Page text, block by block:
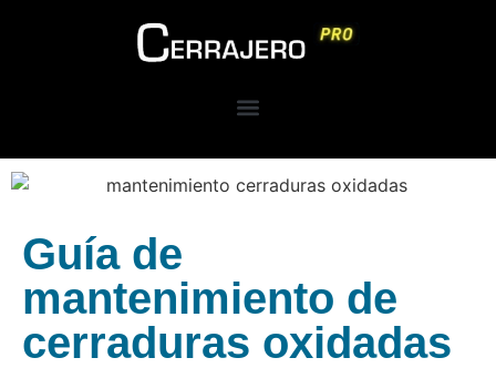
Guía de
mantenimiento de
cerraduras oxidadas